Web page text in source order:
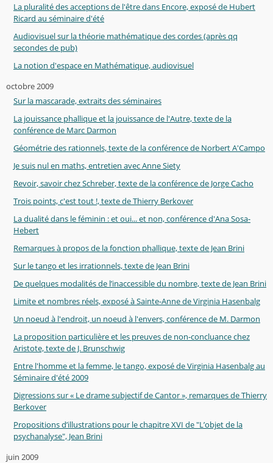
La pluralité des acceptions de l'être dans Encore, exposé de Hubert
Ricard au séminaire d'été
Audiovisuel sur la théorie mathématique des cordes (après qq
secondes de pub)
La notion d'espace en Mathématique, audiovisuel
octobre 2009
Sur la mascarade, extraits des séminaires
La jouissance phallique et la jouissance de l'Autre, texte de la
conférence de Marc Darmon
Géométrie des rationnels, texte de la conférence de Norbert A'Campo
Je suis nul en maths, entretien avec Anne Siety
Revoir, savoir chez Schreber, texte de la conférence de Jorge Cacho
Trois points, c'est tout !, texte de Thierry Berkover
La dualité dans le féminin : et oui... et non, conférence d'Ana Sosa-
Hebert
Remarques à propos de la fonction phallique, texte de Jean Brini
Sur le tango et les irrationnels, texte de Jean Brini
De quelques modalités de l’inaccessible du nombre, texte de Jean Brini
Limite et nombres réels, exposé à Sainte-Anne de Virginia Hasenbalg
Un noeud à l'endroit, un noeud à l'envers, conférence de M. Darmon
La proposition particulière et les preuves de non-concluance chez
Aristote, texte de J. Brunschwig
Entre l'homme et la femme, le tango, exposé de Virginia Hasenbalg au
Séminaire d'été 2009
Digressions sur « Le drame subjectif de Cantor », remarques de Thierry
Berkover
Propositions d’illustrations pour le chapitre XVI de "L’objet de la
psychanalyse", Jean Brini
juin 2009